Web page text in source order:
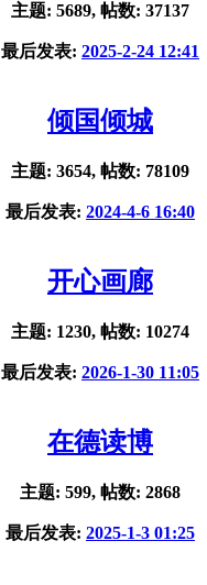
主题: 5689, 帖数: 37137
最后发表: 2025-2-24 12:41
倾国倾城
主题: 3654, 帖数: 78109
最后发表: 2024-4-6 16:40
开心画廊
主题: 1230, 帖数: 10274
最后发表: 2026-1-30 11:05
在德读博
主题: 599, 帖数: 2868
最后发表: 2025-1-3 01:25